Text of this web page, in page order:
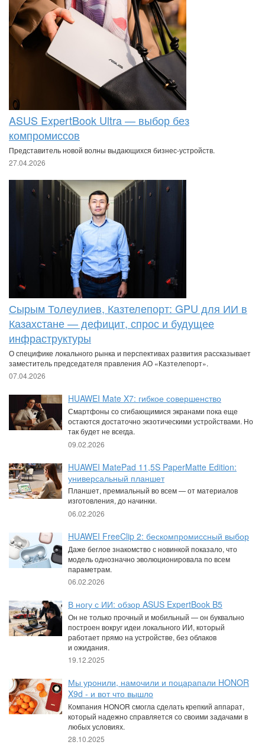
ASUS ExpertBook Ultra — выбор без
компромиссов
Представитель новой волны выдающихся бизнес-устройств.
27.04.2026
Сырым Толеулиев, Казтелепорт: GPU для ИИ в
Казахстане — дефицит, спрос и будущее
инфраструктуры
О специфике локального рынка и перспективах развития рассказывает
заместитель председателя правления АО «Казтелепорт».
07.04.2026
HUAWEI Mate X7: гибкое совершенство
Смартфоны со сгибающимися экранами пока еще
остаются достаточно экзотическими устройствами. Но
так будет не всегда.
09.02.2026
HUAWEI MatePad 11,5S PaperMatte Edition:
универсальный планшет
Планшет, премиальный во всем — от материалов
изготовления, до начинки.
06.02.2026
HUAWEI FreeClip 2: бескомпромиссный выбор
Даже беглое знакомство с новинкой показало, что
модель однозначно эволюционировала по всем
параметрам.
06.02.2026
В ногу с ИИ: обзор ASUS ExpertBook B5
Он не только прочный и мобильный — он буквально
построен вокруг идеи локального ИИ, который
работает прямо на устройстве, без облаков
и ожидания.
19.12.2025
Мы уронили, намочили и поцарапали HONOR
X9d - и вот что вышло
Компания HONOR смогла сделать крепкий аппарат,
который надежно справляется со своими задачами в
любых условиях.
28.10.2025